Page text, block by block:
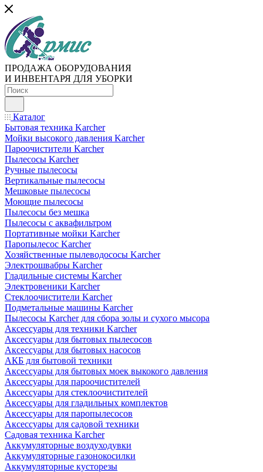
ПРОДАЖА ОБОРУДОВАНИЯ
И ИНВЕНТАРЯ ДЛЯ УБОРКИ
Каталог
Бытовая техника Karcher
Мойки высокого давления Karcher
Пароочистители Karcher
Пылесосы Karcher
Ручные пылесосы
Вертикальные пылесосы
Мешковые пылесосы
Моющие пылесосы
Пылесосы без мешка
Пылесосы с аквафильтром
Портативные мойки Karcher
Паропылесос Karcher
Хозяйственные пылеводососы Karcher
Электрошвабры Karcher
Гладильные системы Karcher
Электровеники Karcher
Стеклоочистители Karcher
Подметальные машины Karcher
Пылесосы Karcher для сбора золы и сухого мысора
Аксессуары для техники Karcher
Аксессуары для бытовых пылесосов
Аксессуары для бытовых насосов
АКБ для бытовой техники
Аксессуары для бытовых моек выкокого давления
Аксессуары для пароочистителей
Аксессуары для стеклоочистителей
Аксессуары для гладильных комплектов
Аксессуары для паропылесосов
Аксессуары для садовой техники
Садовая техника Karcher
Аккумуляторные воздуходувки
Аккумуляторные газонокосилки
Аккумуляторные кусторезы